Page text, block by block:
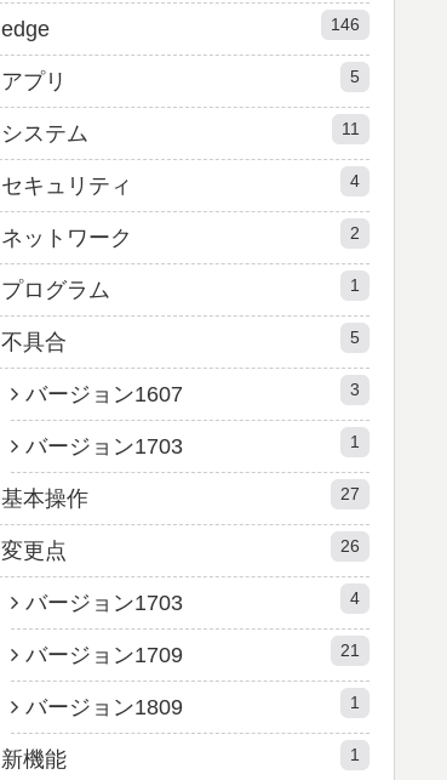
edge 146
アプリ 5
システム 11
セキュリティ 4
ネットワーク 2
プログラム 1
不具合 5
バージョン1607 3
バージョン1703 1
基本操作 27
変更点 26
バージョン1703 4
バージョン1709 21
バージョン1809 1
新機能 1